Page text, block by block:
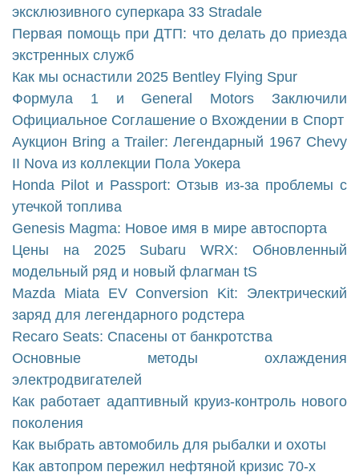
эксклюзивного суперкара 33 Stradale
Первая помощь при ДТП: что делать до приезда
экстренных служб
Как мы оснастили 2025 Bentley Flying Spur
Формула 1 и General Motors Заключили
Официальное Соглашение о Вхождении в Спорт
Аукцион Bring a Trailer: Легендарный 1967 Chevy
II Nova из коллекции Пола Уокера
Honda Pilot и Passport: Отзыв из-за проблемы с
утечкой топлива
Genesis Magma: Новое имя в мире автоспорта
Цены на 2025 Subaru WRX: Обновленный
модельный ряд и новый флагман tS
Mazda Miata EV Conversion Kit: Электрический
заряд для легендарного родстера
Recaro Seats: Спасены от банкротства
Основные методы охлаждения
электродвигателей
Как работает адаптивный круиз-контроль нового
поколения
Как выбрать автомобиль для рыбалки и охоты
Как автопром пережил нефтяной кризис 70-х